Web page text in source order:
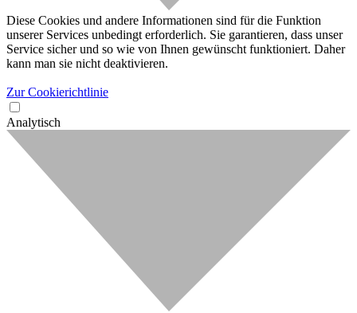
Diese Cookies und andere Informationen sind für die Funktion
unserer Services unbedingt erforderlich. Sie garantieren, dass unser
Service sicher und so wie von Ihnen gewünscht funktioniert. Daher
kann man sie nicht deaktivieren.
Zur Cookierichtlinie
Analytisch